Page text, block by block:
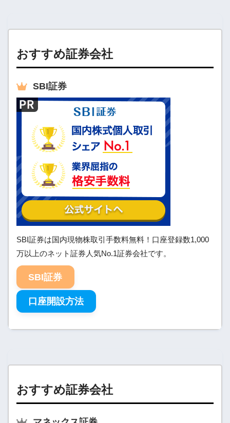
おすすめ証券会社
SBI証券
SBI証券は国内現物株取引手数料無料！口座登録数1,000
万以上のネット証券人気No.1証券会社です。
SBI証券
口座開設方法
おすすめ証券会社